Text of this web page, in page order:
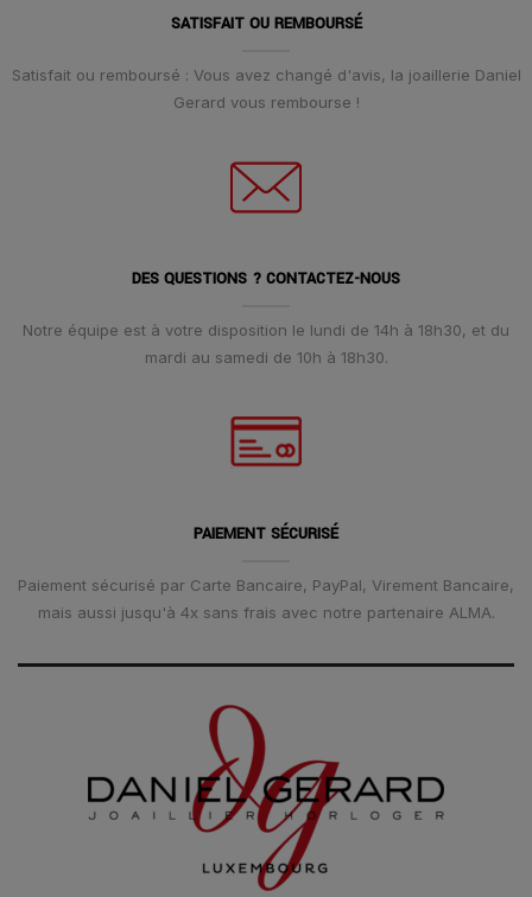
SATISFAIT OU REMBOURSÉ
Satisfait ou remboursé : Vous avez changé d'avis, la joaillerie Daniel
Gerard vous rembourse !
DES QUESTIONS ? CONTACTEZ-NOUS
Notre équipe est à votre disposition le lundi de 14h à 18h30, et du
mardi au samedi de 10h à 18h30.
PAIEMENT SÉCURISÉ
Paiement sécurisé par Carte Bancaire, PayPal, Virement Bancaire,
mais aussi jusqu'à 4x sans frais avec notre partenaire ALMA.